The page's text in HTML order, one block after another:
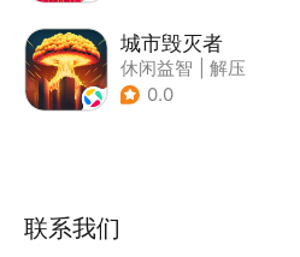
城市毁灭者
休闲益智
解压
0.0
联系我们